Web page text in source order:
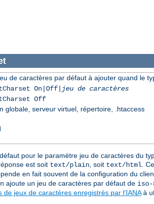
de caractères par défaut à ajouter quand le
On|Off|
jeu de caractères
Off
globale, serveur virtuel, répertoire, .htaccess
pour le paramètre jeu de caractères du
est soit text/plain, soit text/html.
en fait souvent de la configuration du
ajoute un jeu de caractères par défaut de iso-
de jeux de caractères enregistrés par l'IANAà